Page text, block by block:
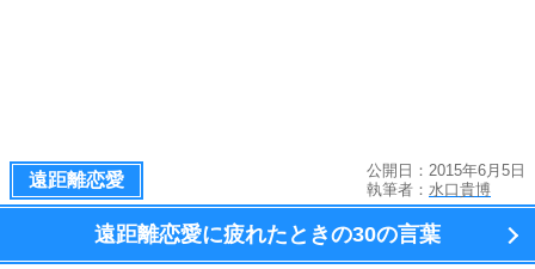
遠距離恋愛
公開日：2015年6月5日
執筆者： 水口貴博
遠距離恋愛に疲れたときの30の言葉